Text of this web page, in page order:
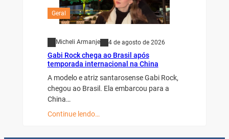
Geral
Micheli Armanje 4 de agosto de 2026
Gabi Rock chega ao Brasil após
temporada internacional na China
A modelo e atriz santarosense Gabi Rock,
chegou ao Brasil. Ela embarcou para a
China…
Continue lendo…